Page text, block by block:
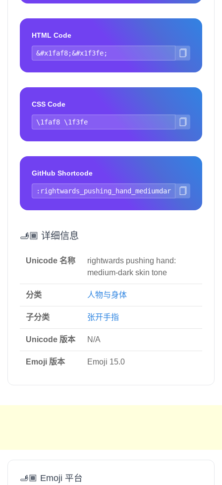
HTML Code
CSS Code
GitHub Shortcode
🫸🏾 详细信息
Unicode 名称
rightwards pushing hand:
medium-dark skin tone
分类 人物与身体
子分类 张开手指
Unicode 版本 N/A
Emoji 版本 Emoji 15.0
🫸🏾 Emoji 平台